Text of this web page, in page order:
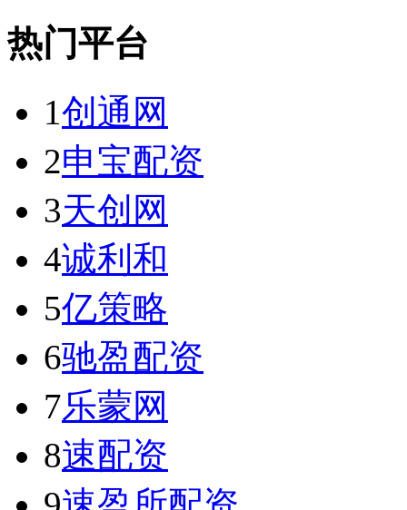
热门平台
1创通网
2申宝配资
3天创网
4诚利和
5亿策略
6驰盈配资
7乐蒙网
8速配资